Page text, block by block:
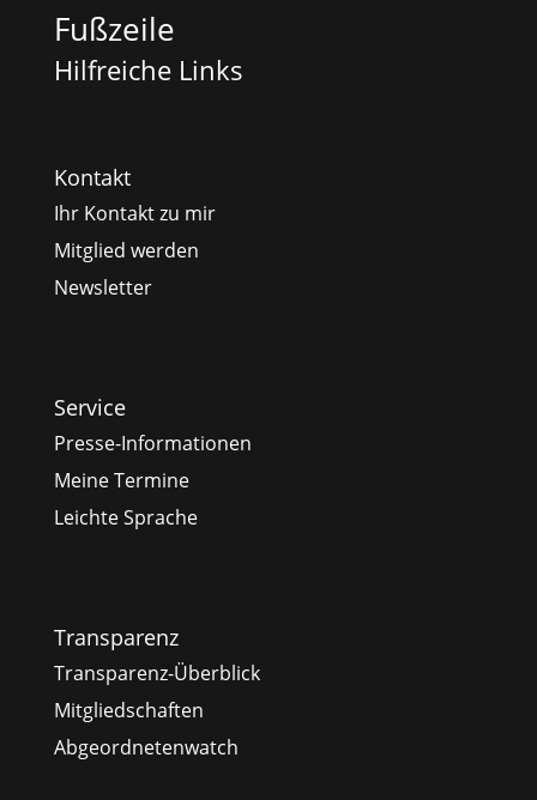
Fußzeile
Hilfreiche Links
Kontakt
Ihr Kontakt zu mir
Mitglied werden
Newsletter
Service
Presse-Informationen
Meine Termine
Leichte Sprache
Transparenz
Transparenz-Überblick
Mitgliedschaften
Abgeordnetenwatch